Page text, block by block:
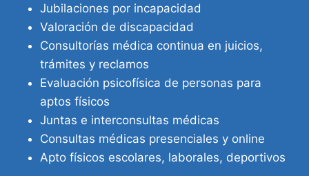
Jubilaciones por incapacidad
Valoración de discapacidad
Consultorías médica continua en juicios,
trámites y reclamos
Evaluación psicofísica de personas para
aptos físicos
Juntas e interconsultas médicas
Consultas médicas presenciales y online
Apto físicos escolares, laborales, deportivos